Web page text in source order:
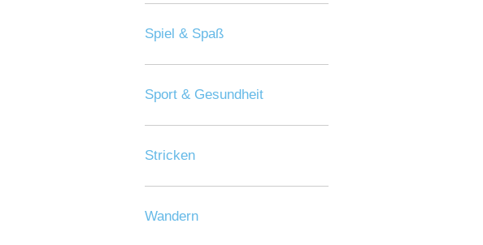
Spiel & Spaß
Sport & Gesundheit
Stricken
Wandern